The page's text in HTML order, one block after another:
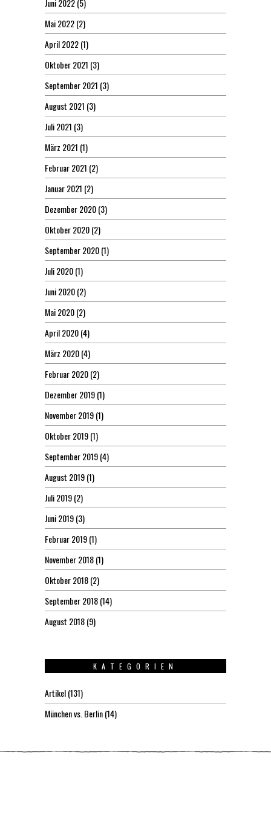
Juni 2022(5)
Mai 2022(2)
April 2022(1)
Oktober 2021 (3)
September 2021 (3)
August 2021 (3)
Juli 2021 (3)
März 2021 (1)
Februar 2021 (2)
Januar 2021 (2)
Dezember 2020(3)
Oktober 2020(2)
September 2020(1)
Juli 2020(1)
Juni 2020(2)
Mai 2020(2)
April 2020(4)
März 2020(4)
Februar 2020(2)
Dezember 2019(1)
November 2019(1)
Oktober 2019(1)
September 2019(4)
August 2019(1)
Juli 2019(2)
Juni 2019(3)
Februar 2019(1)
November 2018(1)
Oktober 2018(2)
September 2018(14)
August 2018(9)
KATEGORIEN
Artikel(131)
München vs. Berlin(14)